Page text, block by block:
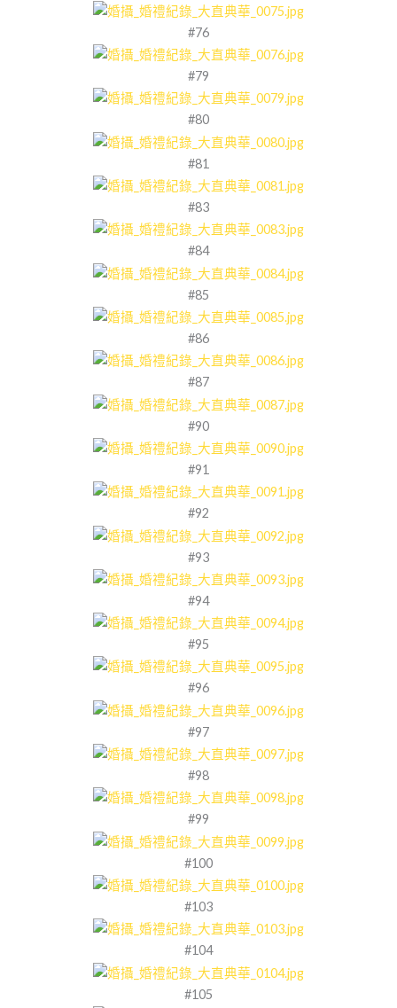
#76
#79
#80
#81
#83
#84
#85
#86
#87
#90
#91
#92
#93
#94
#95
#96
#97
#98
#99
#100
#103
#104
#105